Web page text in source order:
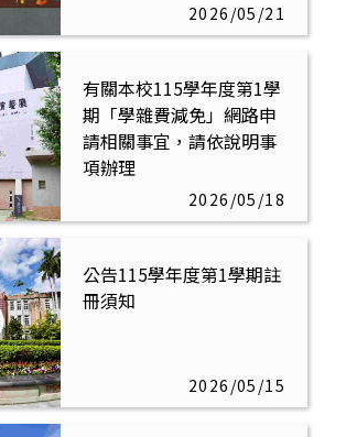
2026/05/21
有關本校115學年度第1學
期「學雜費減免」網路申
請相關事宜，請依說明事
項辦理
2026/05/18
公告115學年度第1學期註
冊須知
2026/05/15